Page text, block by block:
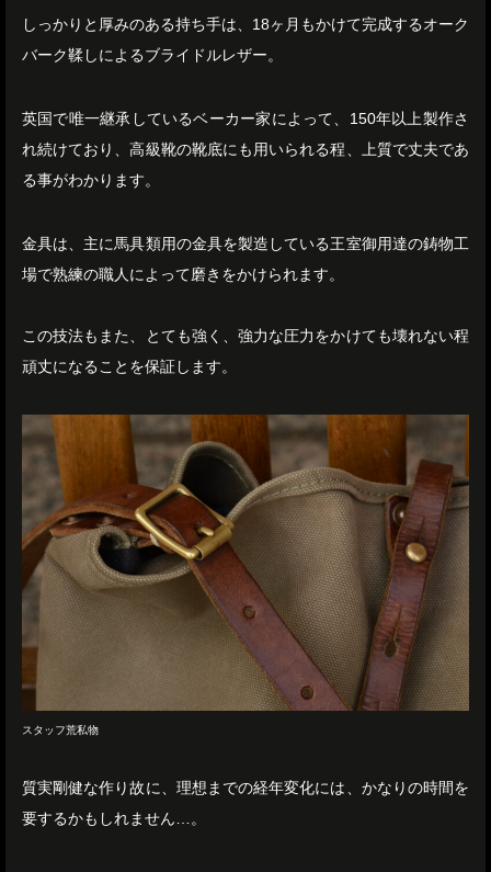
しっかりと厚みのある持ち手は、18ヶ月もかけて完成するオーク
バーク鞣しによるブライドルレザー。
英国で唯一継承しているベーカー家によって、150年以上製作さ
れ続けており、高級靴の靴底にも用いられる程、上質で丈夫であ
る事がわかります。
金具は、主に馬具類用の金具を製造している王室御用達の鋳物工
場で熟練の職人によって磨きをかけられます。
この技法もまた、とても強く、強力な圧力をかけても壊れない程
頑丈になることを保証します。
スタッフ荒私物
質実剛健な作り故に、理想までの経年変化には、かなりの時間を
要するかもしれません…。